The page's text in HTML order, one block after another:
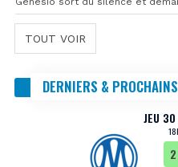
TOUT VOIR
DERNIERS &
JEU
2